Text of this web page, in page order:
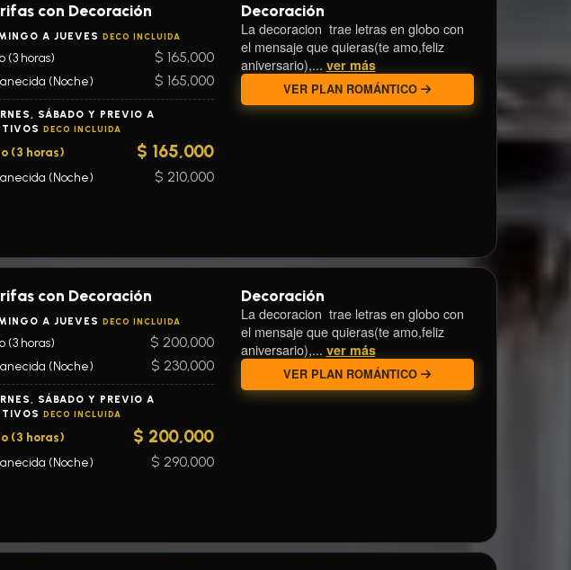
con Decoración
A JUEVES DECO INCLUIDA
(3 horas) $ 165,000
(Noche) $ 165,000
SÁBADO Y PREVIO A
DECO INCLUIDA
(3 horas) $ 165,000
(Noche) $ 210,000
Decoración
La decoracion trae letras en globo con
el mensaje que quieras(te amo,feliz
aniversario),... ver más
VER PLAN ROMÁNTICO
con Decoración
A JUEVES DECO INCLUIDA
(3 horas) $ 200,000
(Noche) $ 230,000
SÁBADO Y PREVIO A
DECO INCLUIDA
(3 horas) $ 200,000
(Noche) $ 290,000
Decoración
La decoracion trae letras en globo con
el mensaje que quieras(te amo,feliz
aniversario),... ver más
VER PLAN ROMÁNTICO